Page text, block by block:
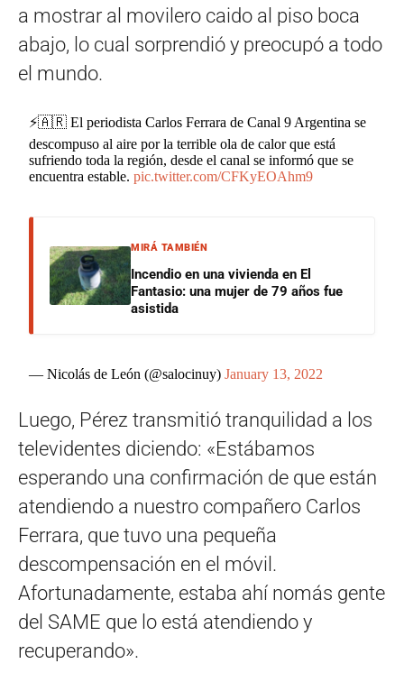
a mostrar al movilero caido al piso boca
abajo, lo cual sorprendió y preocupó a todo
el mundo.
⚡️🇦🇷 El periodista Carlos Ferrara de Canal 9 Argentina se
descompuso al aire por la terrible ola de calor que está
sufriendo toda la región, desde el canal se informó que se
encuentra estable.pic.twitter.com/CFKyEOAhm9
MIRÁ TAMBIÉN
Incendio en una vivienda en El
Fantasio: una mujer de 79 años fue
asistida
— Nicolás de León (@salocinuy)January 13, 2022
Luego, Pérez transmitió tranquilidad a los
televidentes diciendo: «Estábamos
esperando una confirmación de que están
atendiendo a nuestro compañero Carlos
Ferrara, que tuvo una pequeña
descompensación en el móvil.
Afortunadamente, estaba ahí nomás gente
del SAME que lo está atendiendo y
recuperando».